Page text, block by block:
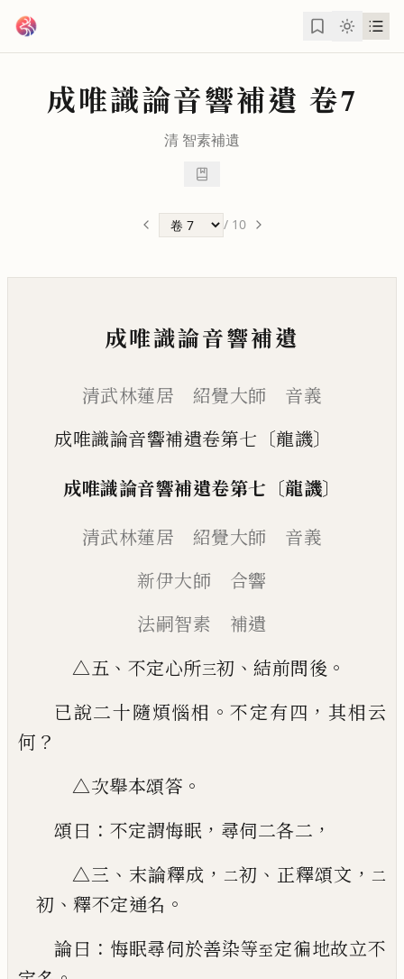
成唯識論音響補遺 卷7
清 智素補遺
/ 10
成唯識論音響補遺
清武林蓮居 紹覺大師 音義
成唯識論音響補遺卷第七〔龍譏〕
成唯識論音響補遺卷第七 〔龍譏〕
清武林蓮居 紹覺大師 音義
新伊大師 合響
法嗣智素 補遺
△五 、 不定心所三初 、 結前問後 。
已說二十隨煩惱相 。不定有四 ，其相云
何 ？
△次舉本頌答 。
頌曰 ： 不定謂悔眠 ， 尋伺二各二 ，
△三 、 末論釋成 ， 二初 、 正釋頌文 ， 二
初 、 釋不定通名 。
論曰 ： 悔眠尋伺於善染等至定徧地故立不